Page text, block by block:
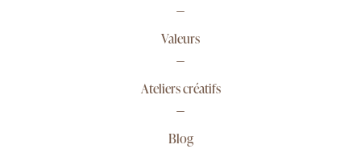
Valeurs
Ateliers créatifs
Blog